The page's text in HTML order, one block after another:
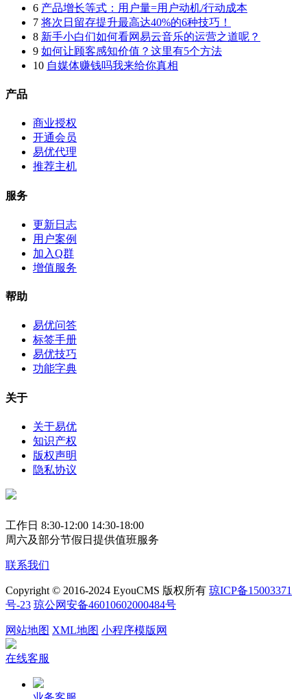
6 产品增长等式：用户量=用户动机/行动成本
7 将次日留存提升最高达40%的6种技巧！
8 新手小白们如何看网易云音乐的运营之道呢？
9 如何让顾客感知价值？这里有5个方法
10 自媒体赚钱吗我来给你真相
产品
商业授权
开通会员
易优代理
推荐主机
服务
更新日志
用户案例
加入Q群
增值服务
帮助
易优问答
标签手册
易优技巧
功能字典
关于
关于易优
知识产权
版权声明
隐私协议
工作日 8:30-12:00 14:30-18:00
周六及部分节假日提供值班服务
联系我们
Copyright © 2016-2024 EyouCMS 版权所有 琼ICP备15003371
号-23 琼公网安备46010602000484号
网站地图 XML地图 小程序模版网
在线客服